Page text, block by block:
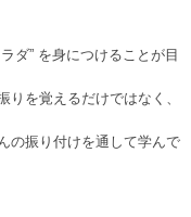
ダ” を身につけることが目
を覚えるだけではなく、
の振り付けを通して学んで